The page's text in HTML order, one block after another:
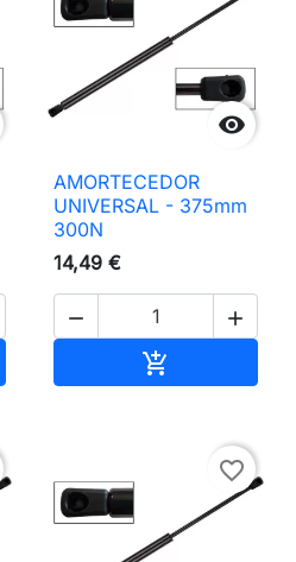

AMORTECEDOR
UNIVERSAL - 375mm
300N
14,49 €
 

favorite_border